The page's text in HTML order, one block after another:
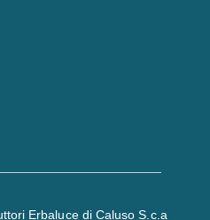
Erbaluce di Caluso S.c.a